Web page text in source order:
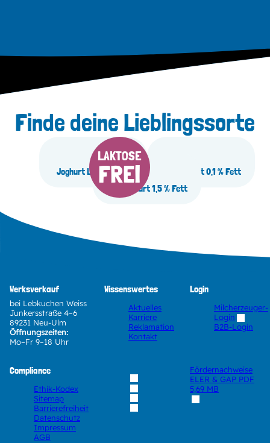
Finde deine Lieblingssorte
LAKTOSE
FREI
Joghurt Laktosefrei
Landjoghurt 0,1 % Fett
Landjoghurt 1,5 % Fett
Werksverkauf
bei Lebkuchen Weiss
Junkersstraße 4–6
89231 Neu-Ulm
Öffnungszeiten:
Mo–Fr 9–18 Uhr
Wissenswertes
Aktuelles
Karriere
Reklamation
Kontakt
Login
Milcherzeuger-
Login
B2B-Login
Compliance
Ethik-Kodex
Sitemap
Barrierefreiheit
Datenschutz
Impressum
AGB
Fördernachweise
ELER & GAP PDF
5,69 MB